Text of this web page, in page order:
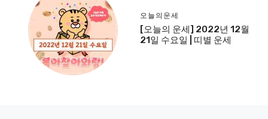
오늘의운세
[오늘의 운세] 2022년 12월
21일 수요일 | 띠별 운세